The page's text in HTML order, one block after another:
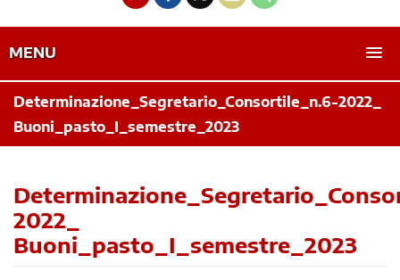
MENU
Determinazione_Segretario_Consortile_n.6-2022_
Buoni_pasto_I_semestre_2023
2022_
Buoni_pasto_I_semestre_2023